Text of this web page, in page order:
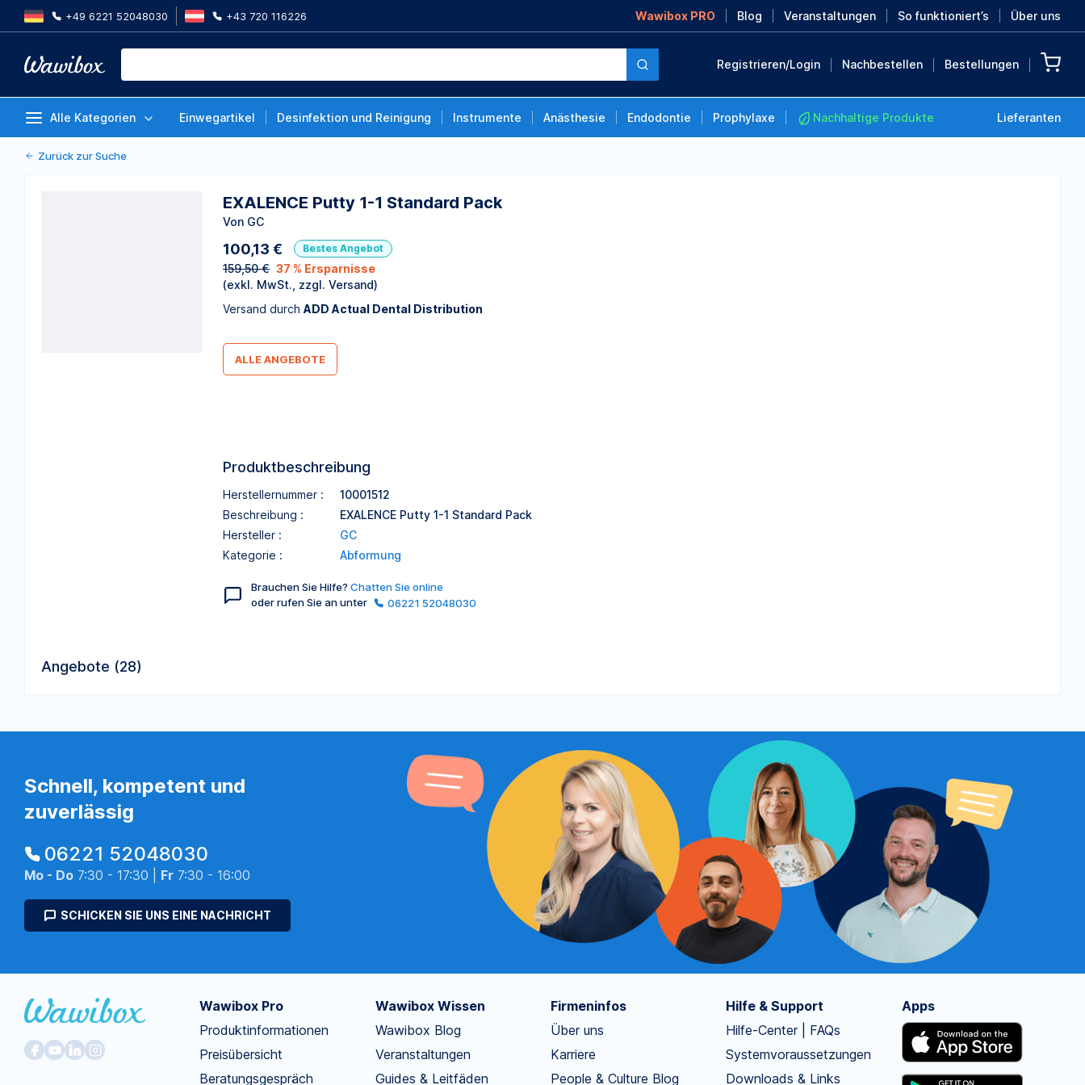
+49 6221 52048030 +43 720 116226 Wawibox PRO Blog Veranstaltungen So funktioniert’s Über uns
Registrieren/Login Nachbestellen Bestellungen
Alle Kategorien Einwegartikel Desinfektion und Reinigung Instrumente Anästhesie Endodontie Prophylaxe Nachhaltige Produkte Lieferanten
Von GC
Zurück zur Suche
EXALENCE Putty 1-1 Standard Pack
Von GC
100,13 € Bestes Angebot
159,50 € 37 % Ersparnisse
(exkl. MwSt., zzgl. Versand)
Versand durch ADD Actual Dental Distribution
ALLE ANGEBOTE
Produktbeschreibung
Herstellernummer :
10001512
Beschreibung :
EXALENCE Putty 1-1 Standard Pack
Hersteller :
GC
Kategorie :
Abformung
Brauchen Sie Hilfe? Chatten Sie online
oder rufen Sie an unter
06221 52048030
Angebote (28)
Schnell, kompetent und
zuverlässig
06221 52048030
Mo - Do 7:30 - 17:30 | Fr 7:30 - 16:00
SCHICKEN SIE UNS EINE NACHRICHT
Wawibox Pro
Produktinformationen
Preisübersicht
Beratungsgespräch
Wawibox Wissen
Wawibox Blog
Veranstaltungen
Guides & Leitfäden
Firmeninfos
Über uns
Karriere
People & Culture Blog
Hilfe & Support
Hilfe-Center | FAQs
Systemvoraussetzungen
Downloads & Links
Apps